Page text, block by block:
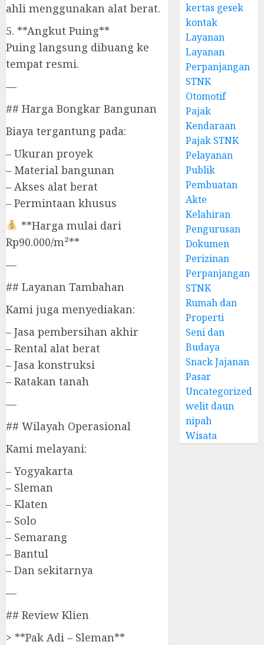
ahli menggunakan alat berat.
5. **Angkut Puing**
Puing langsung dibuang ke
tempat resmi.
—
## Harga Bongkar Bangunan
Biaya tergantung pada:
– Ukuran proyek
– Material bangunan
– Akses alat berat
– Permintaan khusus
**Harga mulai dari
Rp90.000/m²**
—
## Layanan Tambahan
Kami juga menyediakan:
– Jasa pembersihan akhir
– Rental alat berat
– Jasa konstruksi
– Ratakan tanah
—
## Wilayah Operasional
Kami melayani:
– Yogyakarta
– Sleman
– Klaten
– Solo
– Semarang
– Bantul
– Dan sekitarnya
—
## Review Klien
> **Pak Adi – Sleman**
kertas gesek
kontak
Layanan
Layanan
Perpanjangan
STNK
Otomotif
Pajak
Kendaraan
Pajak STNK
Pelayanan
Publik
Pembuatan
Akte
Kelahiran
Pengurusan
Dokumen
Perizinan
Perpanjangan
STNK
Rumah dan
Properti
Seni dan
Budaya
Snack Jajanan
Pasar
Uncategorized
welit daun
nipah
Wisata